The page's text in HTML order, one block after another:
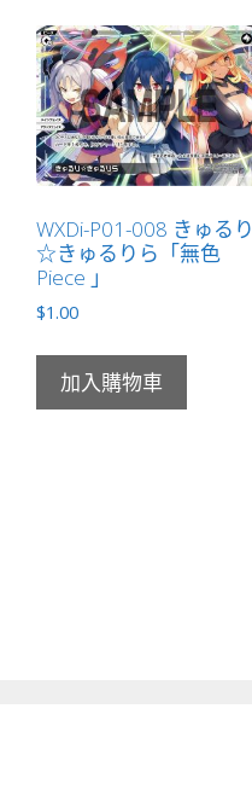
WXDi-P01-008 きゅるり
☆きゅるりら「無色
Piece 」
$1.00
加入購物車